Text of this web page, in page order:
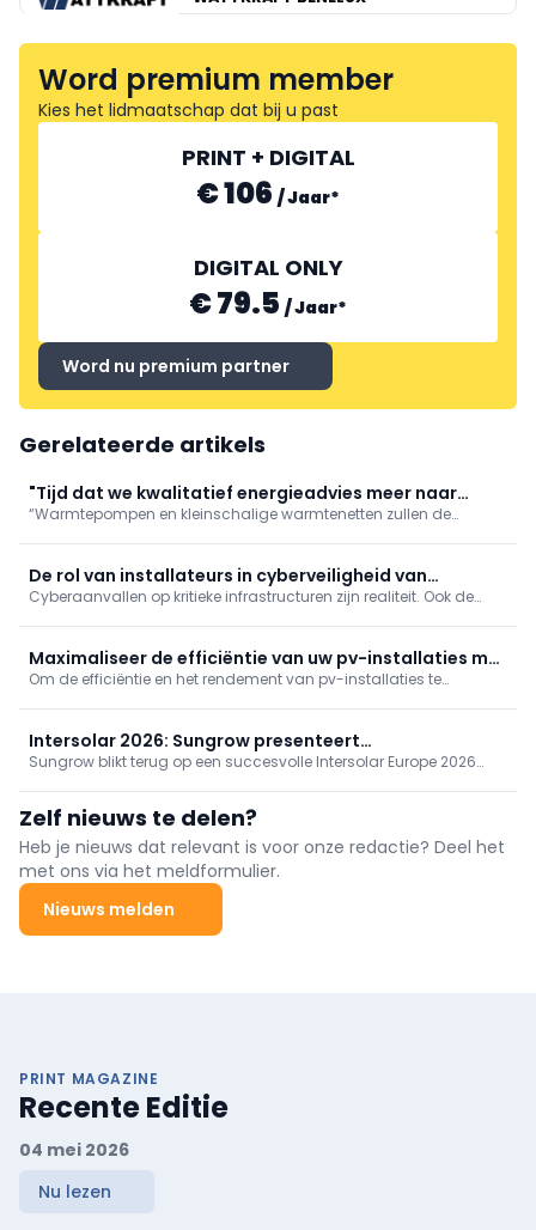
BV KRANNICH SOLAR
Word premium member
Kies het lidmaatschap dat bij u past
PRINT + DIGITAL
€ 106 /Jaar*
DIGITAL ONLY
€ 79.5 /Jaar*
Word nu premium partner
Gerelateerde artikels
"Tijd dat we kwalitatief energieadvies meer naar
waarde schatten"
“Warmtepompen en kleinschalige warmtenetten zullen de
maximaal comfort en rendement zijn een correcte
dimensionering, inregeling en
De rol van installateurs in cyberveiligheid van
zonnestroom
Cyberaanvallen op kritieke infrastructuren zijn realiteit. Ook de
elektriciens en installateurs, niet enkel voor IT-specialisten.
Maximaliseer de efficiëntie van uw pv-installaties met
thermografie
Om de efficiëntie en het rendement van pv-installaties te
thermografie.
Intersolar 2026: Sungrow presenteert
energieoplossingen van de volgende generatie
Sungrow blikt terug op een succesvolle Intersolar Europe 2026
energietransitie versnellen.
Zelf nieuws te delen?
Heb je nieuws dat relevant is voor onze redactie? Deel het
met ons via het meldformulier.
Nieuws melden
PRINT MAGAZINE
Recente Editie
04 mei 2026
Nu lezen